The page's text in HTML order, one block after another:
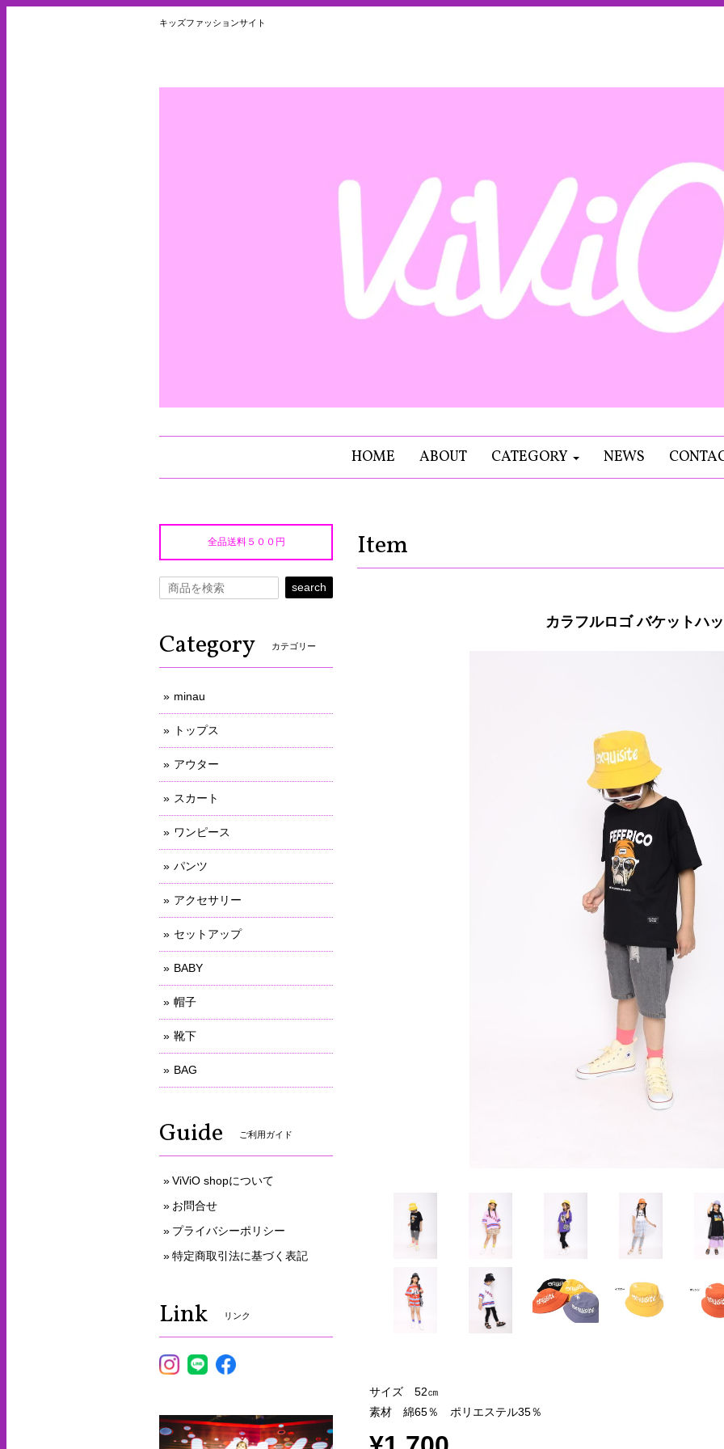
キッズファッションサイト
HOME ABOUT CATEGORY NEWS
Item
カラフルロゴ バケットハ
サイズ 52㎝
素材 綿65％ ポリエステル35％
全品送料５００円
search
Category カテゴリー
minau
トップス
アウター
スカート
ワンピース
パンツ
アクセサリー
セットアップ
BABY
帽子
靴下
BAG
Guide ご利用ガイド
ViViO shopについて
お問合せ
プライバシーポリシー
特定商取引法に基づく表記
Link リンク